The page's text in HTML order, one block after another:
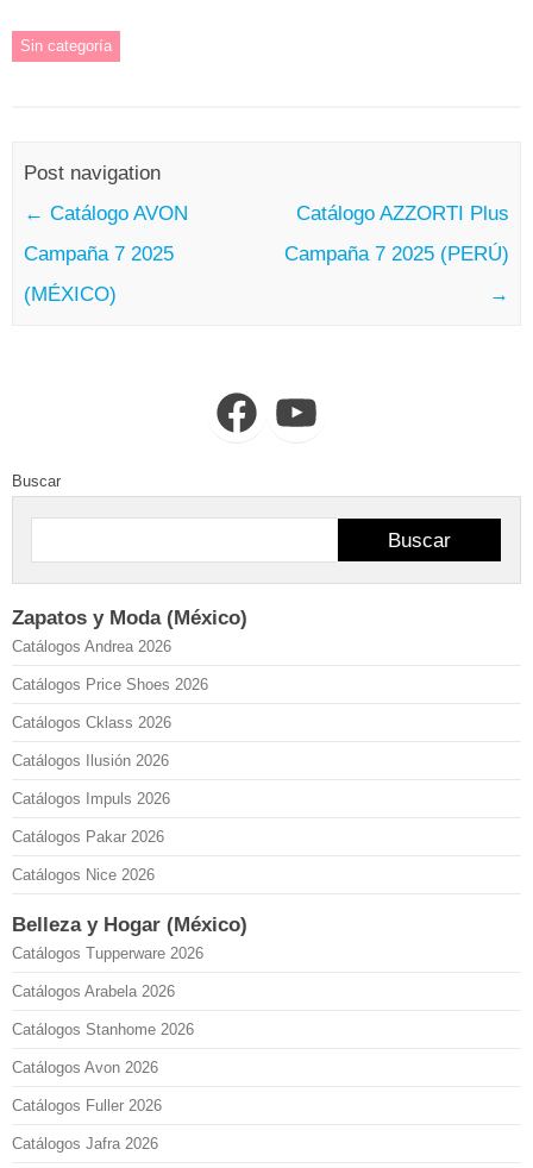
Sin categoría
Post navigation
← Catálogo AVON
Campaña 7 2025
(MÉXICO)
Catálogo AZZORTI Plus
Campaña 7 2025 (PERÚ)
→
FacebookYouTube
Buscar
Buscar
Zapatos y Moda (México)
Catálogos Andrea 2026
Catálogos Price Shoes 2026
Catálogos Cklass 2026
Catálogos Ilusión 2026
Catálogos Impuls 2026
Catálogos Pakar 2026
Catálogos Nice 2026
Belleza y Hogar (México)
Catálogos Tupperware 2026
Catálogos Arabela 2026
Catálogos Stanhome 2026
Catálogos Avon 2026
Catálogos Fuller 2026
Catálogos Jafra 2026